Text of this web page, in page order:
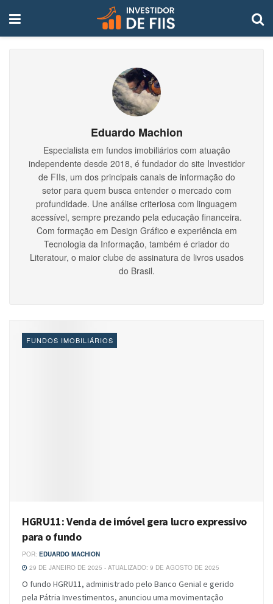
Eduardo Machion
Especialista em fundos imobiliários com atuação
independente desde 2018, é fundador do site Investidor
de FIIs, um dos principais canais de informação do
setor para quem busca entender o mercado com
profundidade. Une análise criteriosa com linguagem
acessível, sempre prezando pela educação financeira.
Com formação em Design Gráfico e experiência em
Tecnologia da Informação, também é criador do
Literatour, o maior clube de assinatura de livros usados
do Brasil.
FUNDOS IMOBILIÁRIOS
HGRU11: Venda de imóvel gera lucro expressivo
para o fundo
POR: EDUARDO MACHION
29 DE JANEIRO DE 2025 - ATUALIZADO: 9 DE AGOSTO DE 2025
O fundo HGRU11, administrado pelo Banco Genial e gerido
pela Pátria Investimentos, anunciou uma movimentação